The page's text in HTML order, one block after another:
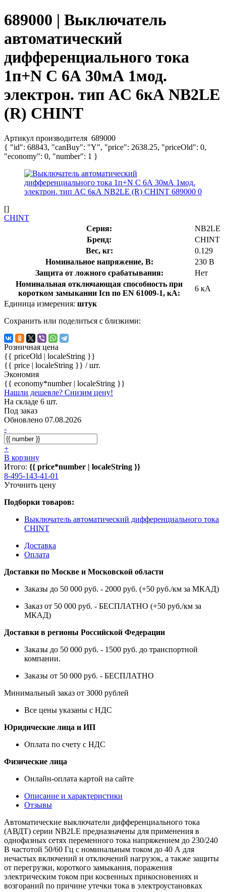
689000 | Выключатель
автоматический
дифференциального тока
1п+N C 6А 30мА 1мод.
электрон. тип AC 6кА NB2LE
(R) CHINT
Артикул производителя 689000
{ "id": 68843, "canBuy": "Y", "price": 2638.25, "priceOld": 0,
"economy": 0, "number": 1 }
[]
CHINT
Серия:
NB2LE
Бренд:
CHINT
Вес, кг:
0.129
Номинальное напряжение, В:
230 В
Защита от ложного срабатывания:
Нет
Номинальная отключающая способность при
коротком замыкании Icn по EN 61009-1, кА:
6 кА
Единица измерения: штук
Сохранить или поделиться с близкими:
Розничная цена
{{ priceOld | localeString }}
{{ price | localeString }} / шт.
Экономия
{{ economy*number | localeString }}
Нашли дешевле? Снизим цену!
На складе 6 шт.
Под заказ
Обновлено 07.08.2026
-
+
В корзину
Итого: {{ price*number | localeString }}
8-495-143-41-01
Уточнить цену
Подборки товаров:
Выключатель автоматический дифференциального тока
CHINT
Доставка
Оплата
Доставки по Москве и Московской области
Заказы до 50 000 руб. - 2000 руб. (+50 руб./км за МКАД)
Заказ от 50 000 руб. - БЕСПЛАТНО (+50 руб./км за
МКАД)
Доставки в регионы Российской Федерации
Заказы до 50 000 руб. - 1500 руб. до транспортной
компании.
Заказы от 50 000 руб. - БЕСПЛАТНО
Минимальный заказ от 3000 рублей
Все цены указаны с НДС
Юридические лица и ИП
Оплата по счету с НДС
Физические лица
Онлайн-оплата картой на сайте
Описание и характеристики
Отзывы
Автоматические выключатели дифференциального тока
(АВДТ) серии NB2LE предназначены для применения в
однофазных сетях переменного тока напряжением до 230/240
В частотой 50/60 Гц с номинальным током до 40 А для
нечастых включений и отключений нагрузок, а также защиты
от перегрузки, короткого замыкания, поражения
электрическим током при косвенных прикосновениях и
возгораний по причине утечки тока в электроустановках